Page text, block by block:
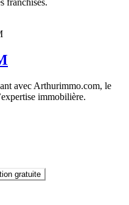
avec Arthurimmo.com, le
immobilière.
gratuite